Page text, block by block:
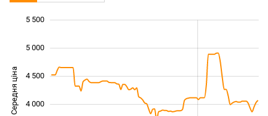
Середня ціна 4 000
4 500
5 000
5 500